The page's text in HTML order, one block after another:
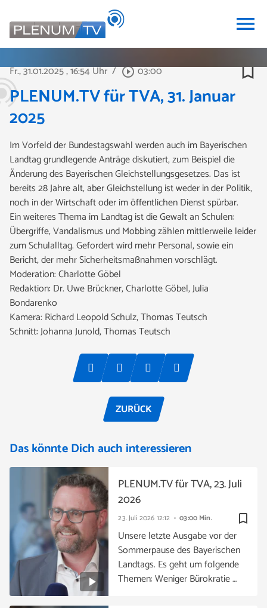
menu
Fr., 31.01.2025, 16:54 Uhr / play_circle_outline03:00 bookmark_border
PLENUM.TV für TVA, 31. Januar
2025
Im Vorfeld der Bundestagswahl werden auch im Bayerischen
Landtag grundlegende Anträge diskutiert, zum Beispiel die
Änderung des Bayerischen Gleichstellungsgesetzes. Das ist
bereits 28 Jahre alt, aber Gleichstellung ist weder in der Politik,
noch in der Wirtschaft oder im öffentlichen Dienst spürbar.
Ein weiteres Thema im Landtag ist die Gewalt an Schulen:
Übergriffe, Vandalismus und Mobbing zählen mittlerweile leider
zum Schulalltag. Gefordert wird mehr Personal, sowie ein
Bericht, der mehr Sicherheitsmaßnahmen vorschlägt.
Moderation: Charlotte Göbel
Redaktion: Dr. Uwe Brückner, Charlotte Göbel, Julia
Bondarenko
Kamera: Richard Leopold Schulz, Thomas Teutsch
Schnitt: Johanna Junold, Thomas Teutsch
ZURÜCK
Das könnte Dich auch interessieren
bookmark_border
23. Juli 2026 12:12 03:00 Min.
PLENUM.TV für TVA, 23. Juli
2026
Unsere letzte Ausgabe vor der
Sommerpause des Bayerischen
Landtags. Es geht um folgende
Themen: Weniger Bürokratie …